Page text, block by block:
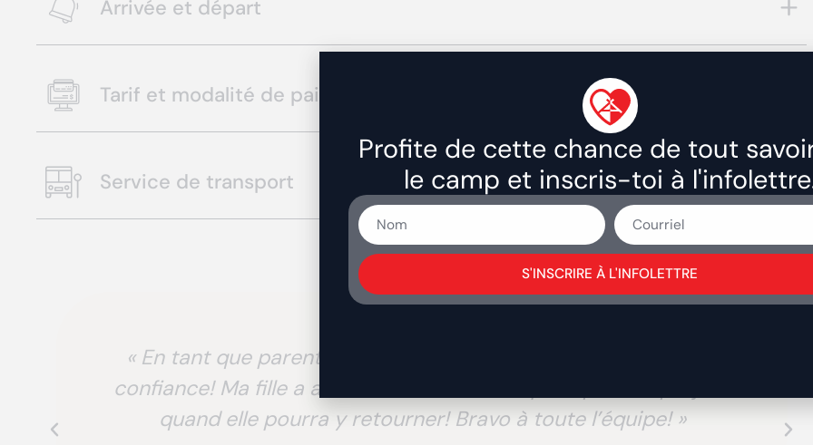
Arrivée et départ
Tarif et modalité de paiement
Service de transport
« En tant que parent, j’ai adoré et j’avais un bon sentiment de
confiance! Ma fille a adoré et me demande presque chaque jour
quand elle pourra y retourner! Bravo à toute l’équipe! »
Profite de cette chance de tout
le camp et inscris-toi à
S'INSCRIRE À L'INFOLETTRE